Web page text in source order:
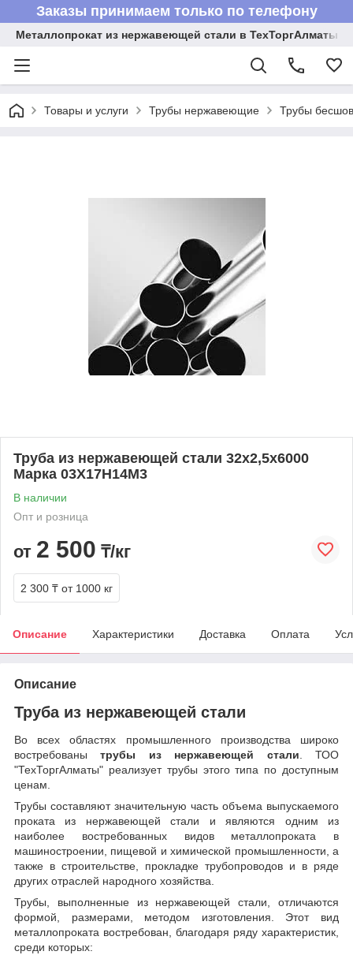
Заказы принимаем только по телефону
Металлопрокат из нержавеющей стали в ТехТоргАлматы
Товары и услуги Трубы нержавеющие Трубы
Труба из нержавеющей стали 32х2,5х6000
Марка 03Х17Н14М3
В наличии
Опт и розница
от 2 500 ₸/кг
2 300 ₸ от 1000 кг
Описание Характеристики Доставка Оплата
Описание
Труба из нержавеющей стали
Во всех областях промышленного производства широко
востребованытрубы из нержавеющей стали. ТОО
"ТехТоргАлматы" реализует трубы этого типа по доступным
ценам.
Трубы составляют значительную часть объема выпускаемого
проката из нержавеющей стали и являются одним из
наиболее востребованных видов металлопроката в
машиностроении, пищевой и химической промышленности, а
также в строительстве, прокладке трубопроводов и в ряде
других отраслей народного хозяйства.
Трубы, выполненные из нержавеющей стали, отличаются
формой, размерами, методом изготовления. Этот вид
металлопроката востребован, благодаря ряду характеристик,
среди которых: